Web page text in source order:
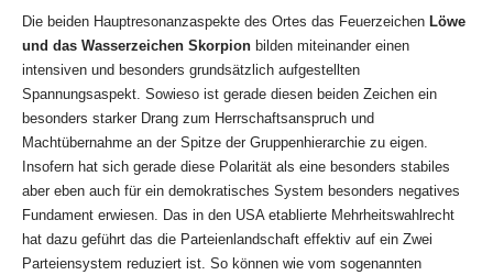
Die beiden Hauptresonanzaspekte des Ortes das Feuerzeichen Löwe
und das Wasserzeichen Skorpion bilden miteinander einen
intensiven und besonders grundsätzlich aufgestellten
Spannungsaspekt. Sowieso ist gerade diesen beiden Zeichen ein
besonders starker Drang zum Herrschaftsanspruch und
Machtübernahme an der Spitze der Gruppenhierarchie zu eigen.
Insofern hat sich gerade diese Polarität als eine besonders stabiles
aber eben auch für ein demokratisches System besonders negatives
Fundament erwiesen. Das in den USA etablierte Mehrheitswahlrecht
hat dazu geführt das die Parteienlandschaft effektiv auf ein Zwei
Parteiensystem reduziert ist. So können wie vom sogenannten